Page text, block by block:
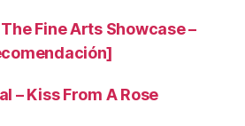
The Fine Arts Showcase –
– Kiss From A Rose